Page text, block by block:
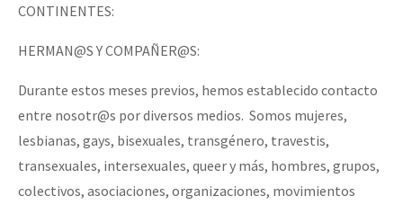
CONTINENTES:
HERMAN@S Y COMPAÑER@S:
Durante estos meses previos, hemos establecido contacto
entre nosotr@s por diversos medios. Somos mujeres,
lesbianas, gays, bisexuales, transgénero, travestis,
transexuales, intersexuales, queer y más, hombres, grupos,
colectivos, asociaciones, organizaciones, movimientos